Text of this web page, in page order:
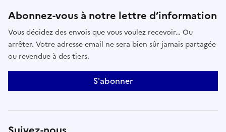
Abonnez-vous à notre lettre d’information
Vous décidez des envois que vous voulez recevoir… Ou
arrêter. Votre adresse email ne sera bien sûr jamais partagée
ou revendue à des tiers.
S'abonner